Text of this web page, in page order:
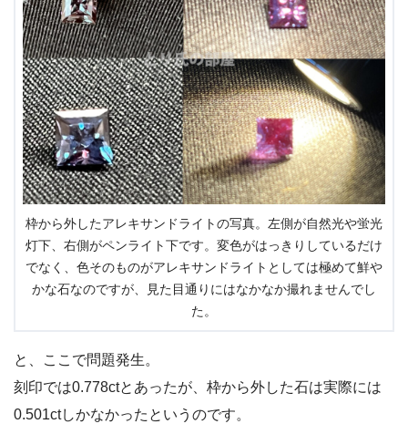
枠から外したアレキサンドライトの写真。左側が自然光や蛍光
灯下、右側がペンライト下です。変色がはっきりしているだけ
でなく、色そのものがアレキサンドライトとしては極めて鮮や
かな石なのですが、見た目通りにはなかなか撮れませんでし
た。
と、ここで問題発生。
刻印では0.778ctとあったが、枠から外した石は実際には
0.501ctしかなかったというのです。